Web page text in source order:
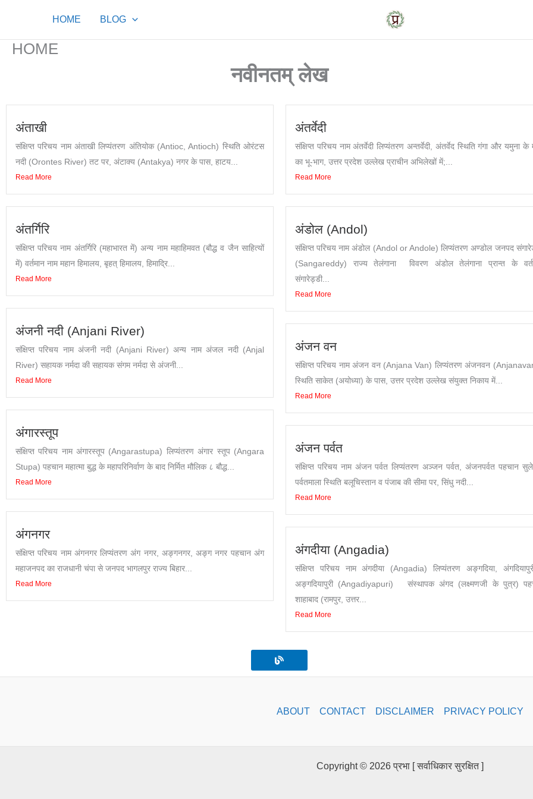
content
HOME BLOG
HOME
नवीनतम् लेख
अंताखी
संक्षिप्त परिचय नाम अंताखी लिप्यंतरण अंतियोक (Antioc, Antioch) स्थिति ओरंटस
नदी (Orontes River) तट पर, अंटाक्य (Antakya) नगर के पास, हाटय...
Read More
अंतर्वेदी
संक्षिप्त परिचय नाम अंतर्वेदी लिप्यंतरण अन्तर्वेदी, अंतर्वेद स्थिति गंगा और यमुना के
का भू-भाग, उत्तर प्रदेश उल्लेख प्राचीन अभिलेखों में;...
Read More
अंतर्गिरि
संक्षिप्त परिचय नाम अंतर्गिरि (महाभारत में) अन्य नाम महाहिमवत (बौद्ध व जैन साहित्यों
में) वर्तमान नाम महान हिमालय, बृहत् हिमालय, हिमाद्रि...
Read More
अंडोल (Andol)
संक्षिप्त परिचय नाम अंडोल (Andol or Andole) लिप्यंतरण अण्डोल जनपद
(Sangareddy) राज्य तेलंगाना विवरण अंडोल तेलंगाना प्रान्त के
संगारेड्डी...
Read More
अंजनी नदी (Anjani River)
संक्षिप्त परिचय नाम अंजनी नदी (Anjani River) अन्य नाम अंजल नदी (Anjal
River) सहायक नर्मदा की सहायक संगम नर्मदा से अंजनी...
Read More
अंजन वन
संक्षिप्त परिचय नाम अंजन वन (Anjana Van) लिप्यंतरण अंजनवन
स्थिति साकेत (अयोध्या) के पास, उत्तर प्रदेश उल्लेख संयुक्त निकाय में...
Read More
अंगारस्तूप
संक्षिप्त परिचय नाम अंगारस्तूप (Angarastupa) लिप्यंतरण अंगार स्तूप (Angara
Stupa) पहचान महात्मा बुद्ध के महापरिनिर्वाण के बाद निर्मित मौलिक ८ बौद्ध...
Read More
अंजन पर्वत
संक्षिप्त परिचय नाम अंजन पर्वत लिप्यंतरण अञ्जन पर्वत, अंजनपर्वत पहचान
पर्वतमाला स्थिति बलूचिस्तान व पंजाब की सीमा पर, सिंधु नदी...
Read More
अंगनगर
संक्षिप्त परिचय नाम अंगनगर लिप्यंतरण अंग नगर, अङ्गनगर, अङ्ग नगर पहचान अंग
महाजनपद का राजधानी चंपा से जनपद भागलपुर राज्य बिहार...
Read More
अंगदीया (Angadia)
संक्षिप्त परिचय नाम अंगदीया (Angadia) लिप्यंतरण अङ्गदिया,
अङ्गदियापुरी (Angadiyapuri) संस्थापक अंगद (लक्ष्मणजी के पुत्र)
शाहाबाद (रामपुर, उत्तर...
Read More
ABOUT CONTACT DISCLAIMER PRIVACY POLICY
Copyright © 2026 प्रभा [ सर्वाधिकार सुरक्षित ]